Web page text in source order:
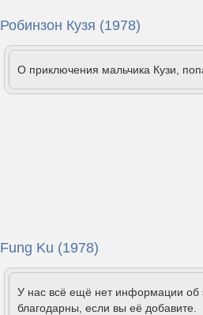
Робинзон Кузя (1978)
О приключения мальчика Кузи,
Fung Ku (1978)
У нас всё ещё нет информации
благодарны, если вы её добавите.